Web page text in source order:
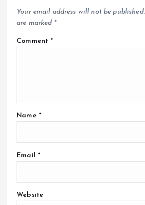
Your email address will not be published.
are marked *
Comment*
Name *
Email *
Website